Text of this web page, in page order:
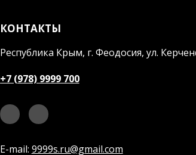
КОНТАКТЫ
Республика Крым, г. Феодосия, ул.
+7 (978) 9999 700
E-mail: 9999s.ru@gmail.com